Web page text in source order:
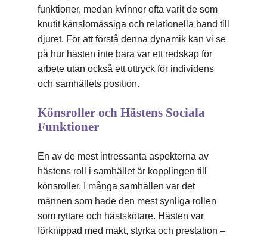
funktioner, medan kvinnor ofta varit de som
knutit känslomässiga och relationella band till
djuret. För att förstå denna dynamik kan vi se
på hur hästen inte bara var ett redskap för
arbete utan också ett uttryck för individens
och samhällets position.
Könsroller och Hästens Sociala
Funktioner
En av de mest intressanta aspekterna av
hästens roll i samhället är kopplingen till
könsroller. I många samhällen var det
männen som hade den mest synliga rollen
som ryttare och hästskötare. Hästen var
förknippad med makt, styrka och prestation –